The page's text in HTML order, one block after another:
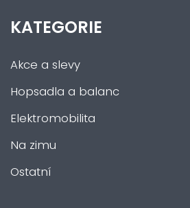
KATEGORIE
Akce a slevy
Hopsadla a balanc
Elektromobilita
Na zimu
Ostatní